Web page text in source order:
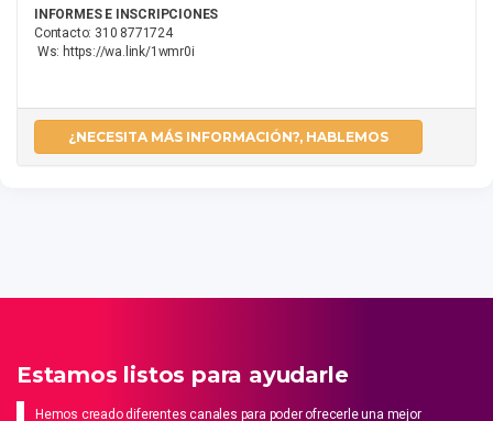
INFORMES E INSCRIPCIONES
Contacto: 310 8771724
Ws: https://wa.link/1wmr0i
¿NECESITA MÁS INFORMACIÓN?, HABLEMOS
Estamos listos para ayudarle
Hemos creado diferentes canales para poder ofrecerle una mejor